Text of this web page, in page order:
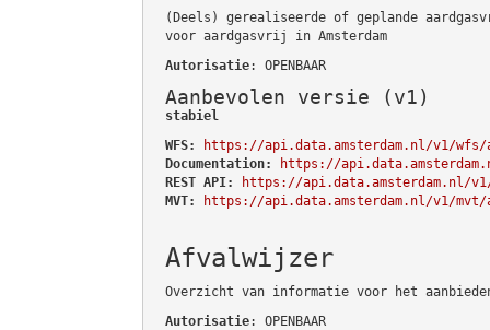
(Deels) gerealiseerde of geplande
voor aardgasvrij in Amsterdam
Autorisatie: OPENBAAR
Aanbevolen versie (v1)
stabiel
WFS:
https://api.data.amsterdam.nl/v1/wfs/
Documentation:
https://
REST API:
https://api.data.amsterdam.nl/
MVT:
https://api.data.amsterdam.nl/v1/mvt/
Afvalwijzer
Overzicht van informatie voor het
Autorisatie: OPENBAAR